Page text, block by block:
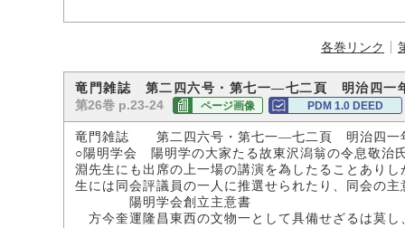
各巻リンク
竜門雑誌 第二四六号・第七一―七二頁 明治四一
第26巻 p.23-24 ページ画像 PDM 1.0 DEED
竜門雑誌 第二四六号・第七一―七二頁 明治四一
○陽明学会 陽明学の大家たる故東沢潟翁の令息敬治
淵先生にも出席の上一場の講演を為したることあり
生には同会評議員の一人に推選せられたり、同会の
陽明学会創立主意書
方今奎運隆昌東西の文物一として具備せざるは莫